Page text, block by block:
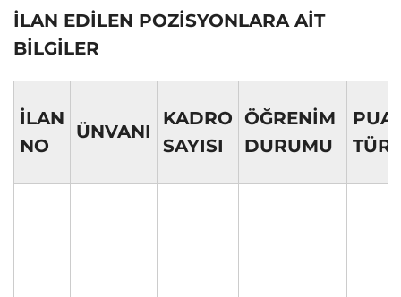
İLAN EDİLEN POZİSYONLARA AİT
BİLGİLER
İLAN
NO
ÜNVANI
KADRO
SAYISI
ÖĞRENİM
DURUMU